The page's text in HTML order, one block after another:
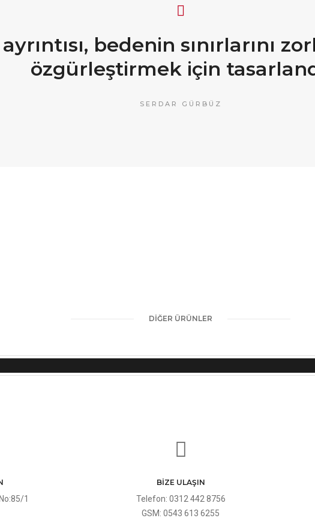
bedenin sınırlarını
özgürleştirmek için
SERDAR GÜRBÜZ
DİĞER ÜRÜNLER
1
BIZE ULAŞIN
Telefon: 0312 442 8756
GSM: 0543 613 6255